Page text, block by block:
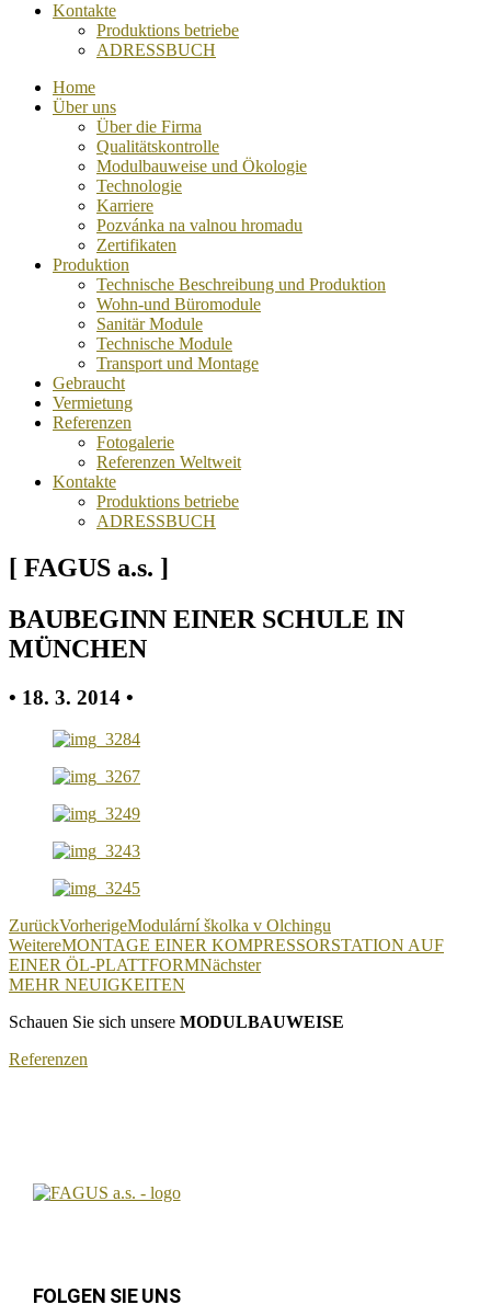
Kontakte
Produktions betriebe
ADRESSBUCH
Home
Über uns
Über die Firma
Qualitätskontrolle
Modulbauweise und Ökologie
Technologie
Karriere
Pozvánka na valnou hromadu
Zertifikaten
Produktion
Technische Beschreibung und Produktion
Wohn-und Büromodule
Sanitär Module
Technische Module
Transport und Montage
Gebraucht
Vermietung
Referenzen
Fotogalerie
Referenzen Weltweit
Kontakte
Produktions betriebe
ADRESSBUCH
[ FAGUS a.s. ]
BAUBEGINN EINER SCHULE IN
MÜNCHEN
• 18. 3. 2014 •
ZurückVorherigeModulární školka v Olchingu
WeitereMONTAGE EINER KOMPRESSORSTATION AUF
EINER ÖL-PLATTFORMNächster
MEHR NEUIGKEITEN
Schauen Sie sich unsere MODULBAUWEISE
Referenzen
FOLGEN SIE UNS